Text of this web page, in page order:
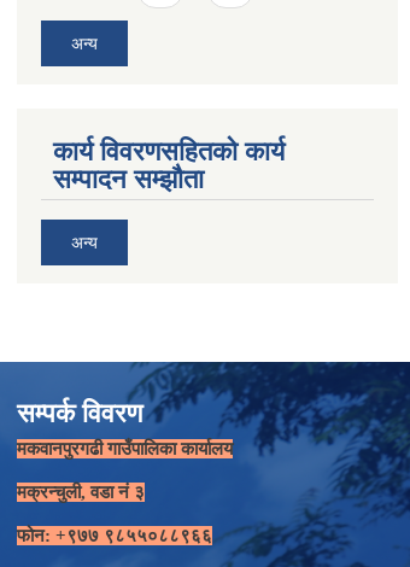
अन्य
कार्य विवरणसहितको कार्य
सम्पादन सम्झौता
अन्य
सम्पर्क विवरण
मकवानपुरगढी गाउँपालिका कार्यालय
मक्रन्चुली, वडा नं ३
फोन: +९७७ ९८५५०८८९६६